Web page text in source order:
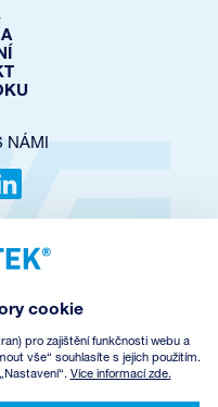
NÁMI
cookie
pro zajištění funkčnosti webu a
vše“ souhlasíte s jejich použitím.
Více informací zde.